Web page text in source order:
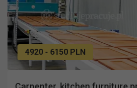
4920 - 6150 PLN